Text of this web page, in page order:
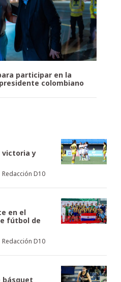
participar en la
colombiano
victoria y
Redacción D10
en el
fútbol de
Redacción D10
básquet